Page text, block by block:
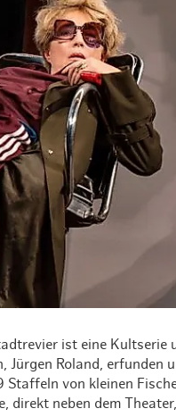
ist eine Kultserie
Jürgen Roland,
Staffeln von kleinen
direkt neben dem